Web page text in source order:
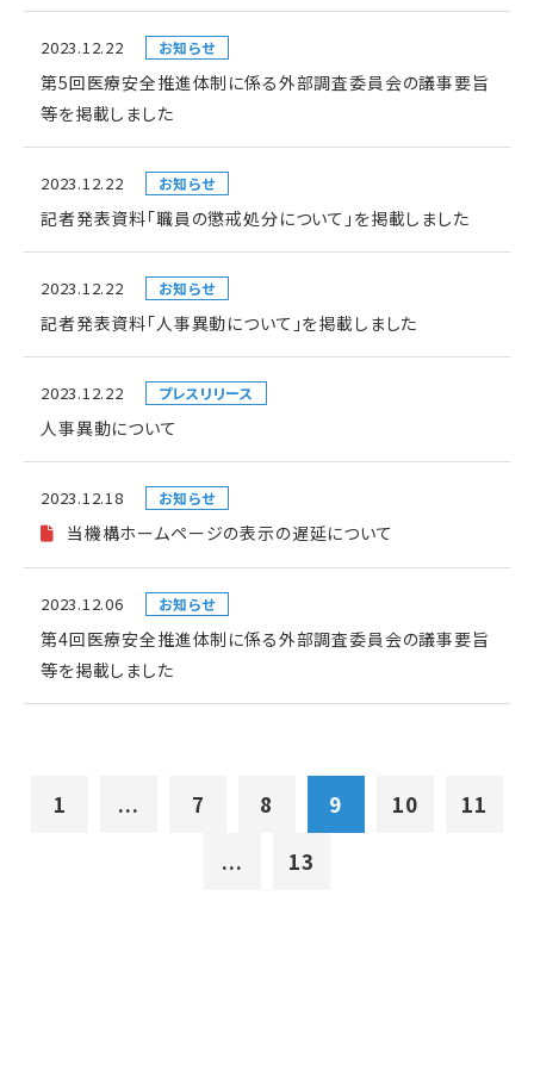
2023.12.22 お知らせ
第5回医療安全推進体制に係る外部調査委員会の議事要旨
等を掲載しました
2023.12.22 お知らせ
記者発表資料「職員の懲戒処分について」を掲載しました
2023.12.22 お知らせ
記者発表資料「人事異動について」を掲載しました
2023.12.22 プレスリリース
人事異動について
2023.12.18 お知らせ
当機構ホームページの表示の遅延について
2023.12.06 お知らせ
第4回医療安全推進体制に係る外部調査委員会の議事要旨
等を掲載しました
1 ... 7 8 9 10
11
...
13